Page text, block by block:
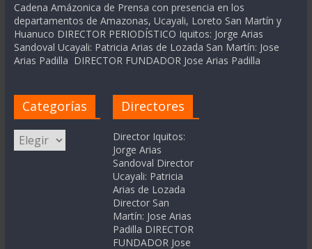
Cadena Amázonica de Prensa con presencia en los
departamentos de Amazonas, Ucayali, Loreto San Martín y
Huanuco DIRECTOR PERIODÍSTICO Iquitos: Jorge Arias
Sandoval Ucayali: Patricia Arias de Lozada San Martín: Jose
Arias Padilla DIRECTOR FUNDADOR Jose Arias Padilla
Categorías
Categorías
Directores
Director Iquitos:
Jorge Arias
Sandoval Director
Ucayali: Patricia
Arias de Lozada
Director San
Martín: Jose Arias
Padilla DIRECTOR
FUNDADOR Jose